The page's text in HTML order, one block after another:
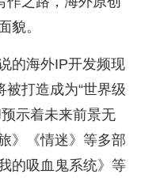
貌。
的海外IP开发频现
被打造成为“世界级
示着未来前景无
》《情迷》等多部
的吸血鬼系统》等